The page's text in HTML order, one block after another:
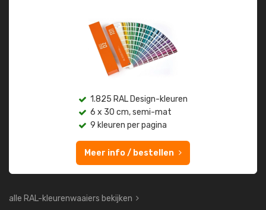
1.825 RAL Design-kleuren
6 x 30 cm, semi-mat
9 kleuren per pagina
Meer info / bestellen
alle RAL-kleurenwaaiers bekijken